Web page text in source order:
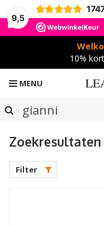
9,5
10%
MENU
Filter